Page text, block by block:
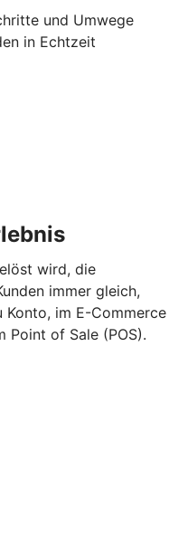
und Umwege
in Echtzeit
wird, die
immer gleich,
im E-Commerce
Point of Sale (POS).